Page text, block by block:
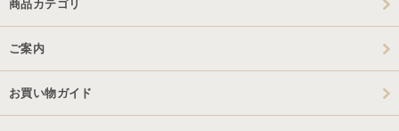
商品カテゴリ
ご案内
お買い物ガイド